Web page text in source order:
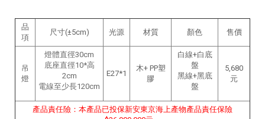
品
項
尺寸(±5cm) 光源 材質 顏色 售價
吊
燈
燈體直徑30cm
底座直徑10*高
2cm
電線至少長120cm
E27*1
木+ PP塑
膠
白線+白底
盤
黑線+黑底
盤
5,680
元
產品責任險：本產品已投保新安東京海上產物產品責任保險